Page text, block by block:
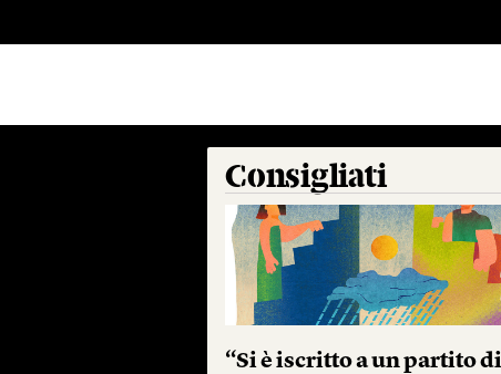
Consigliati
“Si è iscritto a un partito di